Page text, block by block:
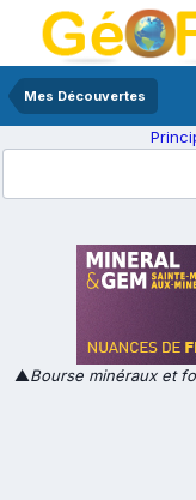
Mes Découvertes
▲Bourse minéraux et